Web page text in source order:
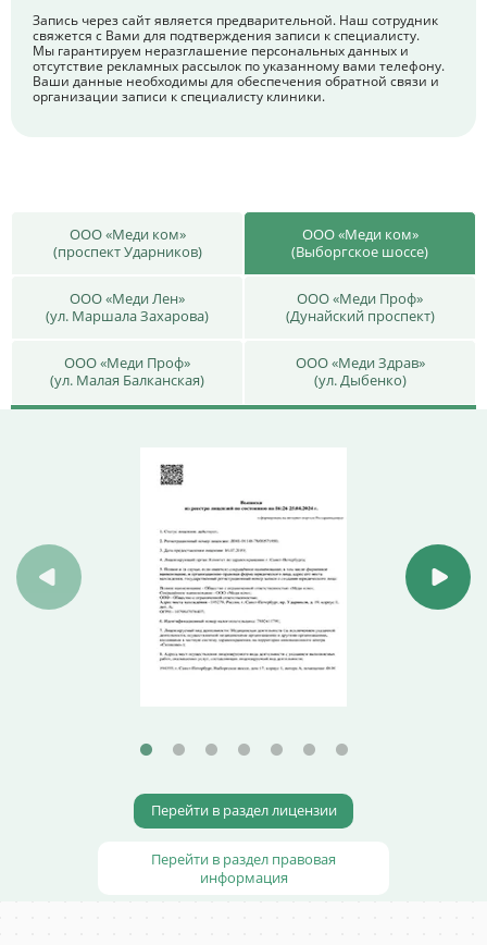
Запись через сайт является предварительной. Наш сотрудник
свяжется с Вами для подтверждения записи к специалисту.
Мы гарантируем неразглашение персональных данных и
отсутствие рекламных рассылок по указанному вами телефону.
Ваши данные необходимы для обеспечения обратной связи и
организации записи к специалисту клиники.
ООО «Меди ком»
(проспект Ударников)
ООО «Меди ком»
(Выборгское шоссе)
ООО «Меди Лен»
(ул. Маршала Захарова)
ООО «Меди Проф»
(Дунайский проспект)
ООО «Меди Проф»
(ул. Малая Балканская)
ООО «Меди Здрав»
(ул. Дыбенко)
Перейти в раздел лицензии
Перейти в раздел правовая
информация